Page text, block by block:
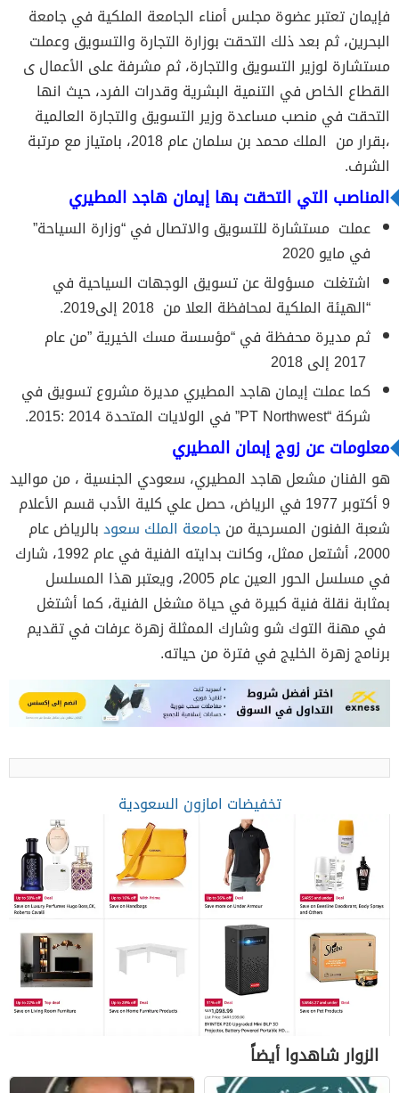
فإيمان تعتبر عضوة مجلس أمناء الجامعة الملكية في جامعة
البحرين، ثم بعد ذلك التحقت بوزارة التجارة والتسويق وعملت
مستشارة لوزير التسويق والتجارة، ثم مشرفة على الأعمال ى
القطاع الخاص في التنمية البشرية وقدرات الفرد، حيث انها
التحقت في منصب مساعدة وزير التسويق والتجارة العالمية
،بقرار من الملك محمد بن سلمان عام 2018، بامتياز مع مرتبة
الشرف.
المناصب التي التحقت بها إيمان هاجد المطيري
عملت مستشارة للتسويق والاتصال في “وزارة السياحة”
في مايو 2020
اشتغلت مسؤولة عن تسويق الوجهات السياحية في
“الهيئة الملكية لمحافظة العلا من 2018 إلى2019.
ثم مديرة محفظة في “مؤسسة مسك الخيرية ”من عام
كما عملت إيمان هاجد المطيري مديرة مشروع تسويق في
شركة “PT Northwest” في الولايات المتحدة 2014 :2015.
معلومات عن زوج إبمان المطيري
هو الفنان مشعل هاجد المطيري، سعودي الجنسية ، من مواليد
9 أكتوبر 1977 في الرياض، حصل علي كلية الأدب قسم الأعلام
شعبة الفنون المسرحية منجامعة الملك سعودبالرياض عام
2000، أشتعل ممثل، وكانت بدايته الفنية في عام 1992، شارك
في مسلسل الحور العين عام 2005، ويعتبر هذا المسلسل
بمثابة نقلة فنية كبيرة في حياة مشغل الفنية، كما أشتغل
في مهنة التوك شو وشارك الممثلة زهرة عرفات في تقديم
برنامج زهرة الخليج في فترة من حياته.
تخفيضات امازون السعودية
الزوار شاهدوا أيضاً